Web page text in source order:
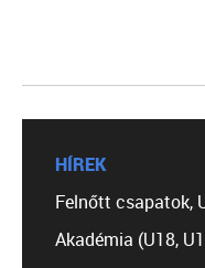
HÍREK
Felnőtt csapatok,
Akadémia (U18,